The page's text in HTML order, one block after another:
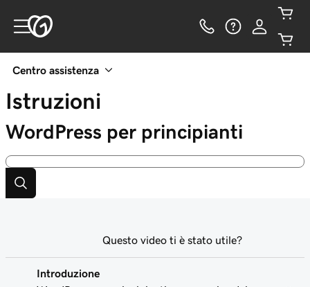
Centro assistenza
Istruzioni
WordPress per principianti
Introduzione
Questo video ti è stato utile?